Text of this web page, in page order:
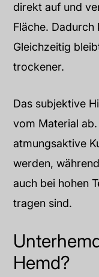
direkt auf und
Fläche. Dadurch
Gleichzeitig
trockener.
Das subjektive
vom Material
atmungsaktive
werden,
auch bei hohen
tragen sind.
Hemd?